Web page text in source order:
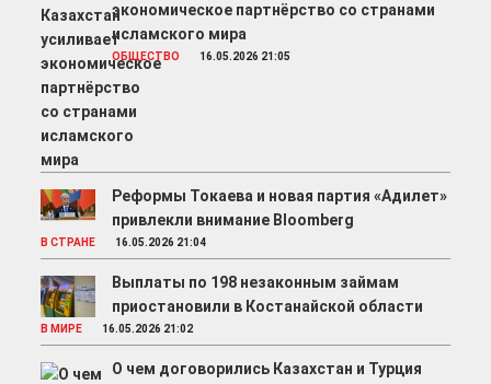
экономическое партнёрство со странами
исламского мира
ОБЩЕСТВО 16.05.2026 21:05
Реформы Токаева и новая партия «Адилет»
привлекли внимание Bloomberg
В СТРАНЕ 16.05.2026 21:04
Выплаты по 198 незаконным займам
приостановили в Костанайской области
В МИРЕ 16.05.2026 21:02
О чем договорились Казахстан и Турция